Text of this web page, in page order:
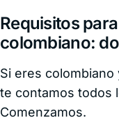
Requisitos
colombiano:
Si eres colombiano
te contamos todos
Comenzamos.